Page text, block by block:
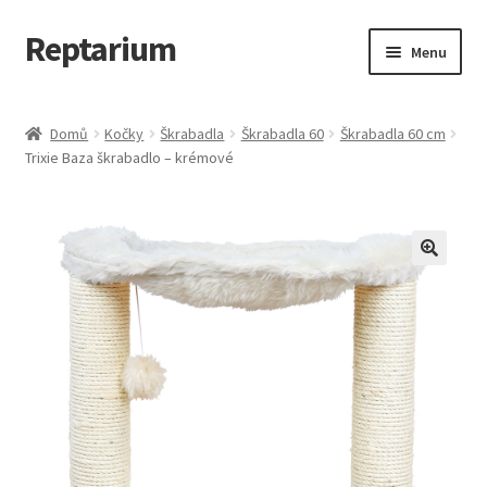
Přeskočit
na
Přejít
k
webu
Reptarium Menu
Košík
Můj účet
Obchod
Pokladna
Vše pro kočky
Domů Kočky Škrabadla Škrabadla 60
Škrabadla 60 cm
Trixie Baza škrabadlo – krémové